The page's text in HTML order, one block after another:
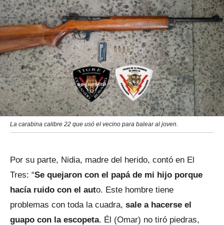
La carabina calibre 22 que usó el vecino para balear al joven.
Por su parte, Nidia, madre del herido, contó en El
Tres: “Se quejaron con el papá de mi hijo porque
hacía ruido con el auto. Este hombre tiene
problemas con toda la cuadra, sale a hacerse el
guapo con la escopeta. Él (Omar) no tiró piedras,